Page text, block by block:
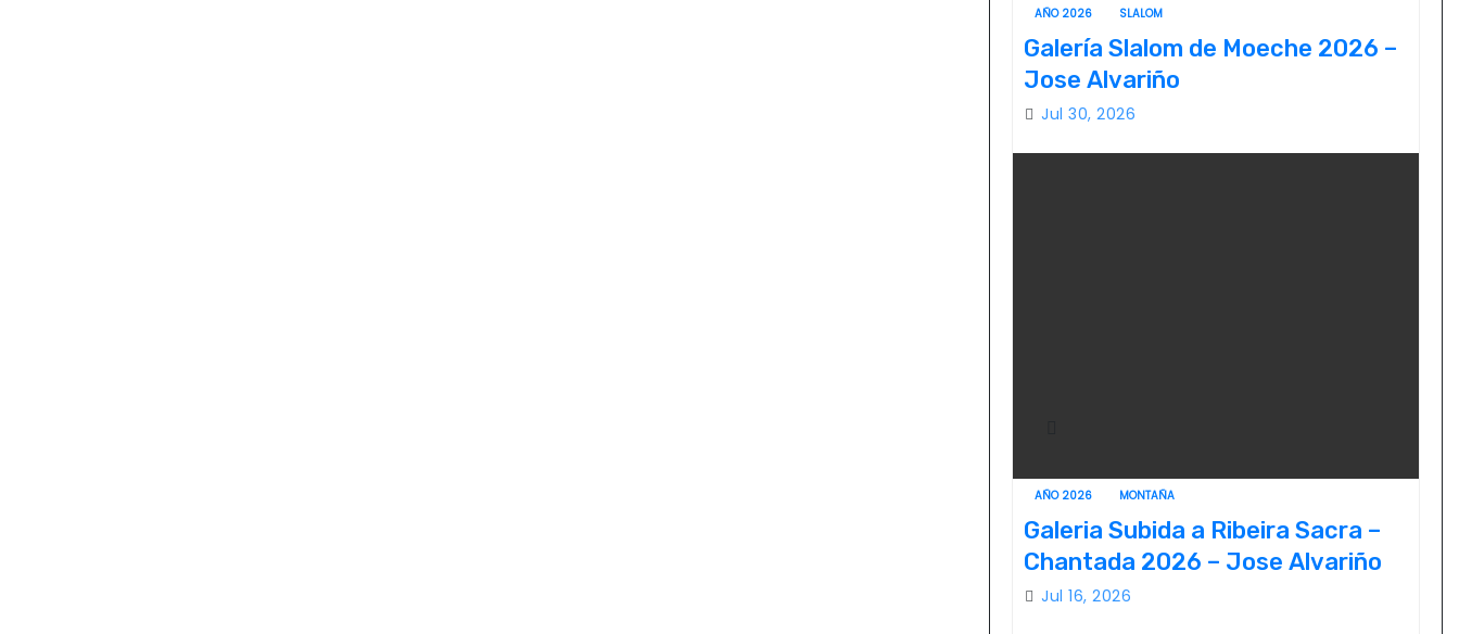
AÑO 2026 SLALOM
Galería Slalom de Moeche 2026 –
Jose Alvariño
Jul 30, 2026
AÑO 2026 MONTAÑA
Galeria Subida a Ribeira Sacra –
Chantada 2026 – Jose Alvariño
Jul 16, 2026